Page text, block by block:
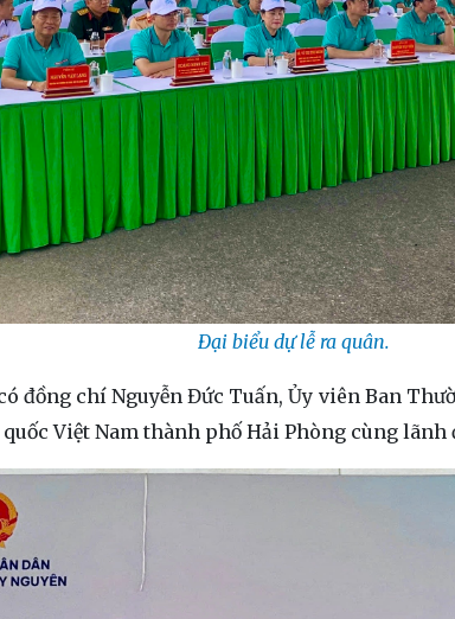
Đại biểu dự lễ ra quân.
đồng chí Nguyễn Đức Tuấn, Ủy viên Ban
Việt Nam thành phố Hải Phòng cùng lãnh